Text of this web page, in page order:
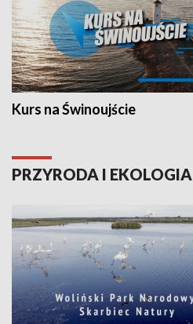
Kurs na Świnoujście
PRZYRODA I EKOLOGIA